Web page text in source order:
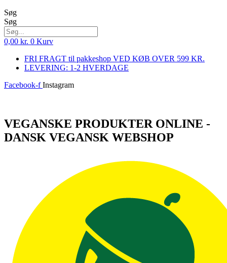
Søg
Søg
0,00 kr. 0 Kurv
FRI FRAGT til pakkeshop VED KØB OVER 599 KR.
LEVERING: 1-2 HVERDAGE
Facebook-f Instagram
VEGANSKE PRODUKTER ONLINE -
DANSK VEGANSK WEBSHOP